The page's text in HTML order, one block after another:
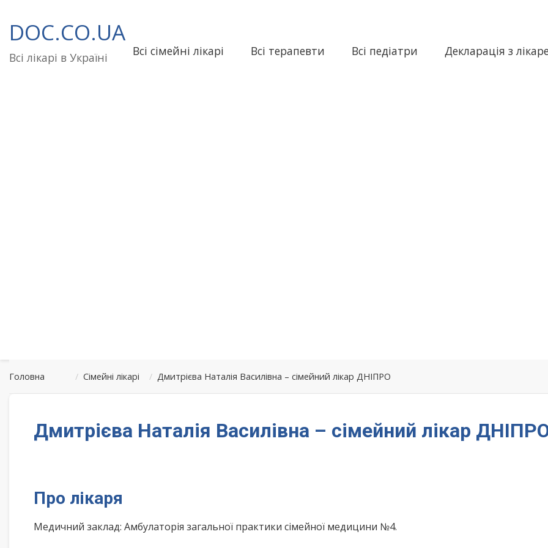
до
вмісту
DOC.CO.UA
Всі лікарі в Україні Всі сімейні лікарі Всі терапевти Всі педіатри Декларація з
Головна / Сімейні лікарі / Дмитрієва Наталія Василівна – сімейний лікар ДНІПРО
Дмитрієва Наталія Василівна – сімейний лікар
Про лікаря
Медичний заклад: Амбулаторія загальної практики сімейної медицини №4.